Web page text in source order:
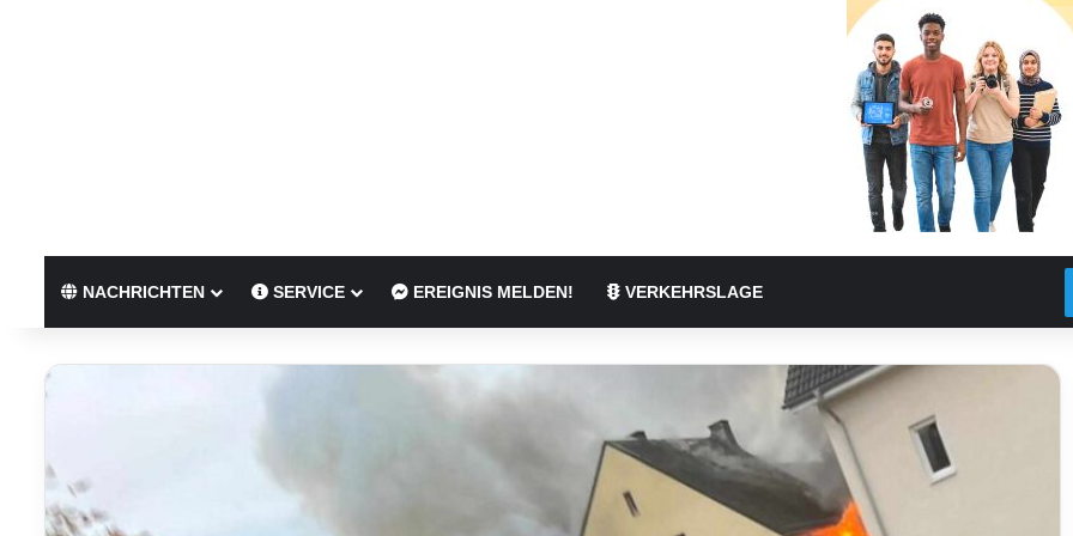
NACHRICHTEN SERVICE EREIGNIS MELDEN! VERKEHRSLAGE